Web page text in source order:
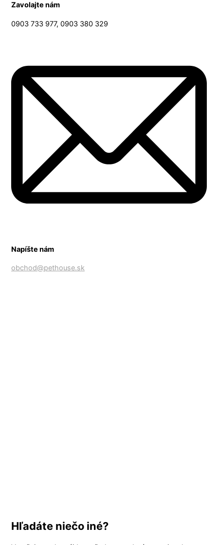
Zavolajte nám
0903 733 977, 0903 380 329
Napíšte nám
obchod@pethouse.sk
Hľadáte niečo iné?